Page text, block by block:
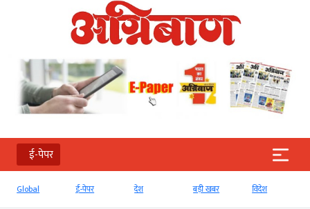
ई-पेपर
Global ई-पेपर देश बड़ी खबर विदेश